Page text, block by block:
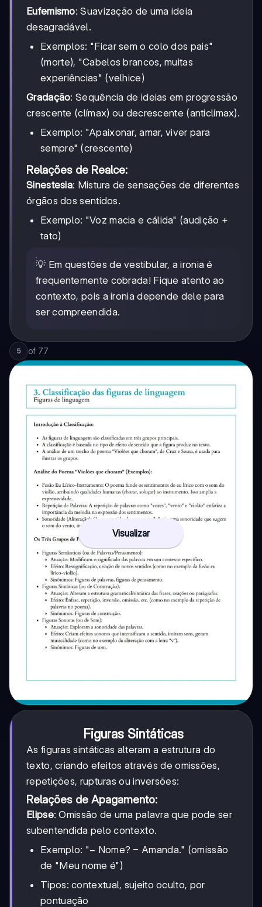
Eufemismo: Suavização de uma ideia
desagradável.
Exemplos: "Ficar sem o colo dos pais"
(morte), "Cabelos brancos, muitas
experiências" (velhice)
Gradação: Sequência de ideias em progressão
crescente (clímax) ou decrescente (anticlímax).
Exemplo: "Apaixonar, amar, viver para
sempre" (crescente)
Relações de Realce:
Sinestesia: Mistura de sensações de diferentes
órgãos dos sentidos.
Exemplo: "Voz macia e cálida" (audição +
tato)
💡 Em questões de vestibular, a ironia é
frequentemente cobrada! Fique atento ao
contexto, pois a ironia depende dele para
ser compreendida.
5 of 77
Visualizar
Figuras Sintáticas
As figuras sintáticas alteram a estrutura do
texto, criando efeitos através de omissões,
repetições, rupturas ou inversões:
Relações de Apagamento:
Elipse: Omissão de uma palavra que pode ser
subentendida pelo contexto.
Exemplo: "− Nome? − Amanda." (omissão
de "Meu nome é")
Tipos: contextual, sujeito oculto, por
pontuação